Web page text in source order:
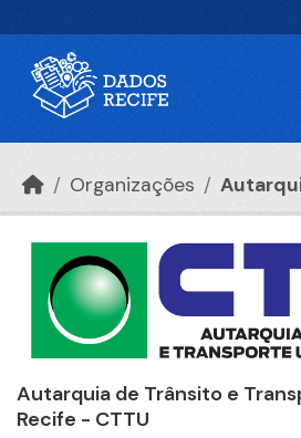
Organizações
Autarquia de Trânsito e
Recife - CTTU